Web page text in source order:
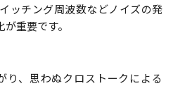
ッチング周波数などノイズの発
重要です。
り、思わぬクロストークによる